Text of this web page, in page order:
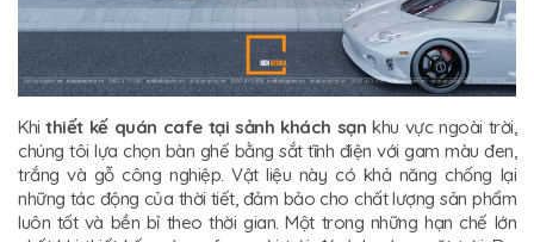
Khithiết kế quán cafe tại sảnh khách sạnkhu vực ngoài trời,
chúng tôi lựa chọn bàn ghế bằng sắt tĩnh điện với gam màu đen,
trắng và gỗ công nghiệp. Vật liệu này có khả năng chống lại
những tác động của thời tiết, đảm bảo cho chất lượng sản phẩm
luôn tốt và bền bỉ theo thời gian. Một trong những hạn chế lớn